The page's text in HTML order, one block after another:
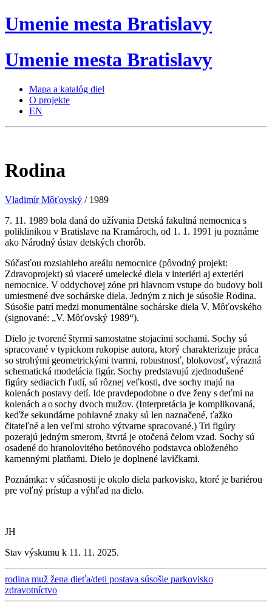
Umenie mesta Bratislavy
Umenie mesta Bratislavy
Mapa a katalóg diel
O projekte
EN
Rodina
Vladimír Môťovský / 1989
7. 11. 1989 bola daná do užívania Detská fakultná nemocnica s
poliklinikou v Bratislave na Kramároch, od 1. 1. 1991 ju poznáme
ako Národný ústav detských chorôb.
Súčasťou rozsiahleho areálu nemocnice (pôvodný projekt:
Zdravoprojekt) sú viaceré umelecké diela v interiéri aj exteriéri
nemocnice. V oddychovej zóne pri hlavnom vstupe do budovy boli
umiestnené dve sochárske diela. Jedným z nich je súsošie Rodina.
Súsošie patrí medzi monumentálne sochárske diela V. Môťovského
(signované: „V. Môťovský 1989“).
Dielo je tvorené štyrmi samostatne stojacimi sochami. Sochy sú
spracované v typickom rukopise autora, ktorý charakterizuje práca
so strohými geometrickými tvarmi, robustnosť, blokovosť, výrazná
schematická modelácia figúr. Sochy predstavujú zjednodušené
figúry sediacich ľudí, sú rôznej veľkosti, dve sochy majú na
kolenách postavy detí. Ide pravdepodobne o dve ženy s deťmi na
kolenách a o sochy dvoch mužov. (Interpretácia je komplikovaná,
keďže sekundárne pohlavné znaky sú len naznačené, ťažko
čitateľné a len veľmi stroho výtvarne spracované.) Tri figúry
pozerajú jedným smerom, štvrtá je otočená čelom vzad. Sochy sú
osadené do hranolovitého betónového podstavca obloženého
kamennými platňami. Dielo je doplnené lavičkami.
Poznámka: v súčasnosti je okolo diela parkovisko, ktoré je bariérou
pre voľný prístup a výhľad na dielo.
JH
Stav výskumu k 11. 11. 2025.
rodina muž žena dieťa/deti postava súsošie parkovisko
zdravotníctvo